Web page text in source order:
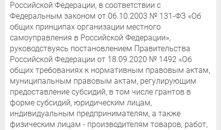
Российской Федерации, в соответствии с
Федеральным законом от 06.10.2003 № 131-ФЗ «Об
общих принципах организации местного
самоуправления в Российской Федерации»,
руководствуясь постановлением Правительства
Российской Федерации от 18.09.2020 № 1492 «Об
общих требованиях к нормативным правовым актам,
муниципальным правовым актам, регулирующим
предоставление субсидий, в том числе грантов в
форме субсидий, юридическим лицам,
индивидуальным предпринимателям, а также
физическим лицам - производителям товаров, работ,